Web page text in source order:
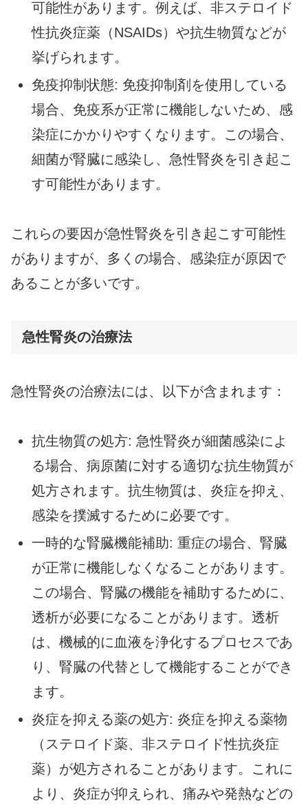
可能性があります。例えば、非ステロイド
性抗炎症薬（NSAIDs）や抗生物質などが
挙げられます。
免疫抑制状態: 免疫抑制剤を使用している
場合、免疫系が正常に機能しないため、感
染症にかかりやすくなります。この場合、
細菌が腎臓に感染し、急性腎炎を引き起こ
す可能性があります。
これらの要因が急性腎炎を引き起こす可能性
がありますが、多くの場合、感染症が原因で
あることが多いです。
急性腎炎の治療法
急性腎炎の治療法には、以下が含まれます：
抗生物質の処方: 急性腎炎が細菌感染によ
る場合、病原菌に対する適切な抗生物質が
処方されます。抗生物質は、炎症を抑え、
感染を撲滅するために必要です。
一時的な腎臓機能補助: 重症の場合、腎臓
が正常に機能しなくなることがあります。
この場合、腎臓の機能を補助するために、
透析が必要になることがあります。透析
は、機械的に血液を浄化するプロセスであ
り、腎臓の代替として機能することができ
ます。
炎症を抑える薬の処方: 炎症を抑える薬物
（ステロイド薬、非ステロイド性抗炎症
薬）が処方されることがあります。これに
より、炎症が抑えられ、痛みや発熱などの